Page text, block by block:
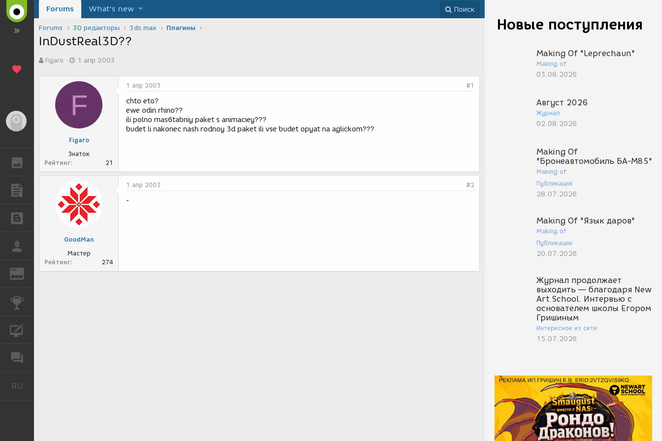
ГАЛЕРЕЯ
ПУБЛИКАЦИИ
REN ЖУРНАЛ
RU
Новые поступления
Making Of "Leprechaun"
Making of
03.08.2026
Август 2026
Журнал
02.08.2026
Making Of
"Бронеавтомобиль БА-М85"
Making of
Публикации
28.07.2026
Making Of "Язык даров"
Making of
Публикации
20.07.2026
Журнал продолжает
выходить — благодаря New
Art School. Интервью с
основателем школы Егором
Гришиным
Интересное из сети
15.07.2026
Forums What's new Поиск
Forums 3D редакторы 3ds max Плагины
InDustReal3D??
вFigaro
а
а
о
з
и
я
1 апр 2003
F
Figaro
Знаток
Рейтинг
21
1 апр 2003 #1
chto eto?
ewe odin rhino??
ili polno mas6tabniy paket s animaciey???
budet li nakonec nash rodnoy 3d paket ili vse budet opyat na aglickom???
GoodMan
Мастер
Рейтинг
274
1 апр 2003 #2
-